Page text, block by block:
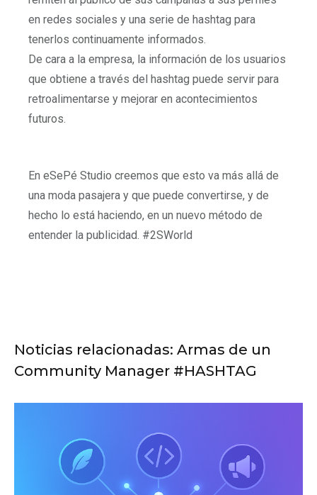
en redes sociales y una serie de hashtag para
tenerlos continuamente informados.
De cara a la empresa, la información de los usuarios
que obtiene a través del hashtag puede servir para
retroalimentarse y mejorar en acontecimientos
futuros.
En eSePé Studio creemos que esto va más allá de
una moda pasajera y que puede convertirse, y de
hecho lo está haciendo, en un nuevo método de
entender la publicidad. #2SWorld
Noticias relacionadas: Armas de un
Community Manager #HASHTAG